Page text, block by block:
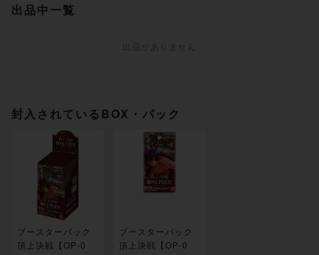
出品中一覧
封入されているBOX・パック
ブースターパック
頂上決戦【OP-0
ブースターパック
頂上決戦【OP-0